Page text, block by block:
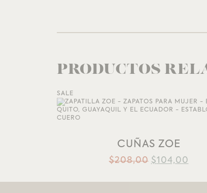
PRODUCTOS
SALE
CUÑAS ZOE
$208,00 $104,00